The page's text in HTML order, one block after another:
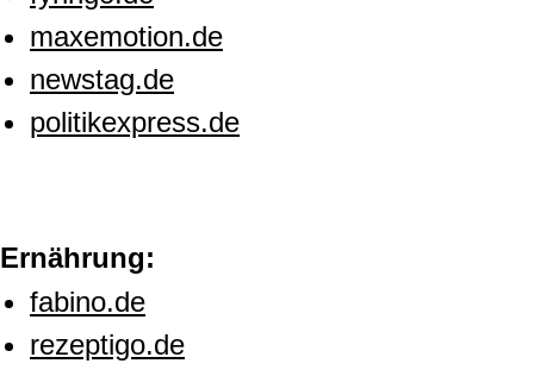
maxemotion.de
newstag.de
politikexpress.de
Ernährung:
fabino.de
rezeptigo.de